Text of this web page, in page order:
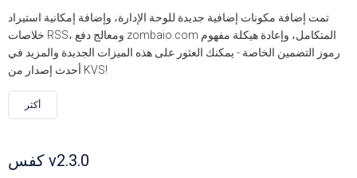
تمت إضافة مكونات إضافية جديدة للوحة الإدارة، وإضافة إمكانية استيراد
خلاصات RSS، ومعالج دفع zombaio.com المتكامل، وإعادة هيكلة مفهوم
رموز التضمين الخاصة - يمكنك العثور على هذه الميزات الجديدة والمزيد في
أحدث إصدار من KVS!
أكثر
كفس v2.3.0